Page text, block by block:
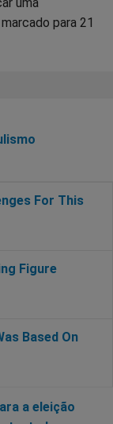
para 21
a eleição